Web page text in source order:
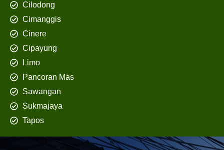
Cilodong
Cimanggis
Cinere
Cipayung
Limo
Pancoran Mas
Sawangan
Sukmajaya
Tapos